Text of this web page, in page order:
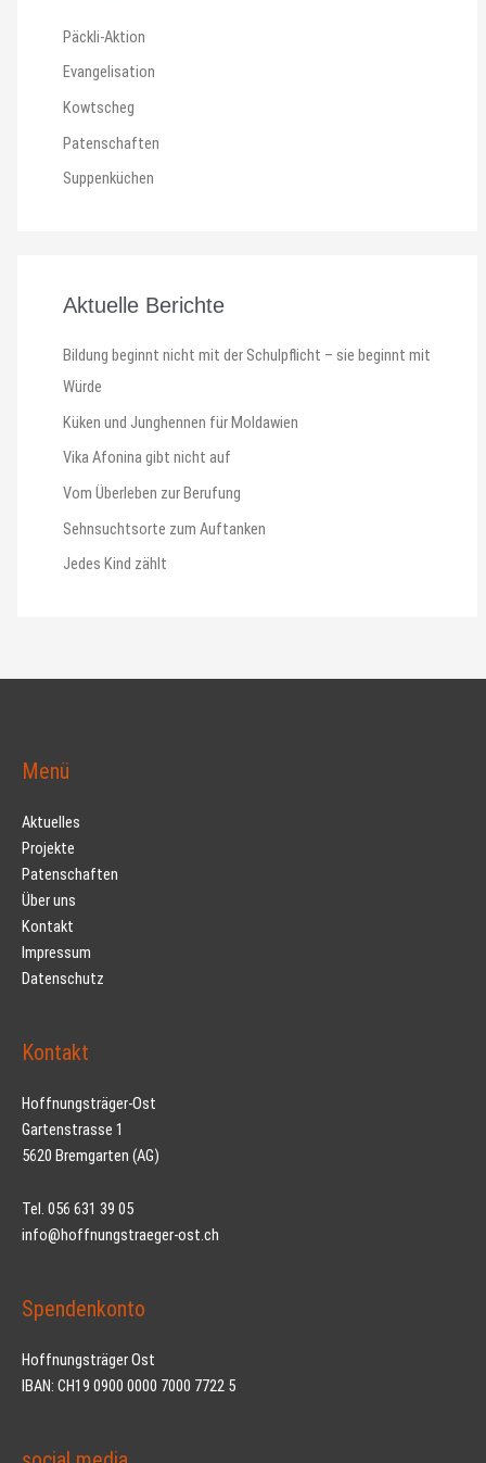
Päckli-Aktion
Evangelisation
Kowtscheg
Patenschaften
Suppenküchen
Aktuelle Berichte
Bildung beginnt nicht mit der Schulpflicht – sie beginnt mit
Würde
Küken und Junghennen für Moldawien
Vika Afonina gibt nicht auf
Vom Überleben zur Berufung
Sehnsuchtsorte zum Auftanken
Jedes Kind zählt
Menü
Aktuelles
Projekte
Patenschaften
Über uns
Kontakt
Impressum
Datenschutz
Kontakt
Hoffnungsträger-Ost
Gartenstrasse 1
5620 Bremgarten (AG)
Tel. 056 631 39 05
info@hoffnungstraeger-ost.ch
Spendenkonto
Hoffnungsträger Ost
IBAN: CH19 0900 0000 7000 7722 5